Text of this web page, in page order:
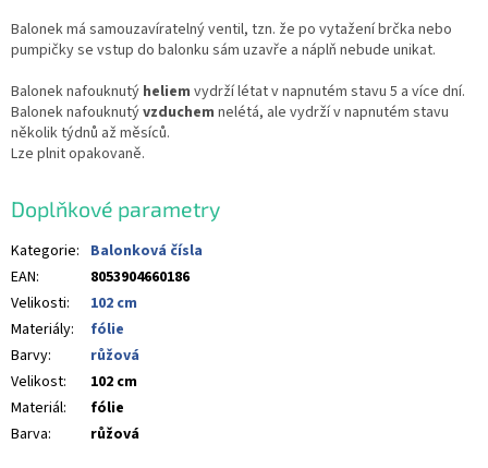
Balonek má samouzavíratelný ventil, tzn. že po vytažení brčka nebo
pumpičky se vstup do balonku sám uzavře a náplň nebude unikat.
Balonek nafouknutý heliem vydrží létat v napnutém stavu 5 a více dní.
Balonek nafouknutývzduchem nelétá, ale vydrží v napnutém stavu
několik týdnů až měsíců.
Lze plnit opakovaně.
Doplňkové parametry
Kategorie: Balonková čísla
EAN:
8053904660186
Velikosti:
102 cm
Materiály:
fólie
Barvy:
růžová
Velikost:
102 cm
Materiál:
fólie
Barva: růžová